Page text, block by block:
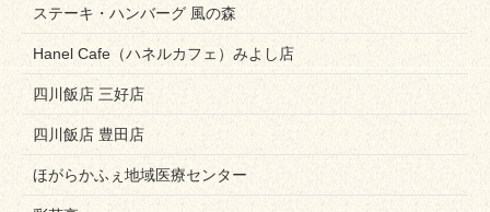
ステーキ・ハンバーグ 風の森
Hanel Cafe（ハネルカフェ）みよし店
四川飯店 三好店
四川飯店 豊田店
ほがらかふぇ地域医療センター